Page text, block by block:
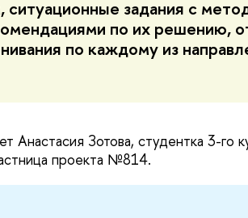
ситуационные задания с
по их решению,
по каждому из
Анастасия Зотова, студентка 3-го
проекта №814.